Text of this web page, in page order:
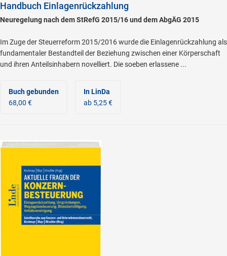
Handbuch Einlagenrückzahlung
Neuregelung nach dem StRefG 2015/16 und dem AbgÄG 2015
Im Zuge der Steuerreform 2015/2016 wurde die Einlagenrückzahlung als
fundamentaler Bestandteil der Beziehung zwischen einer Körperschaft
und ihren Anteilsinhabern novelliert. Die soeben erlassene ...
Buch gebunden
68,00 €
In LinDa
ab 5,25 €